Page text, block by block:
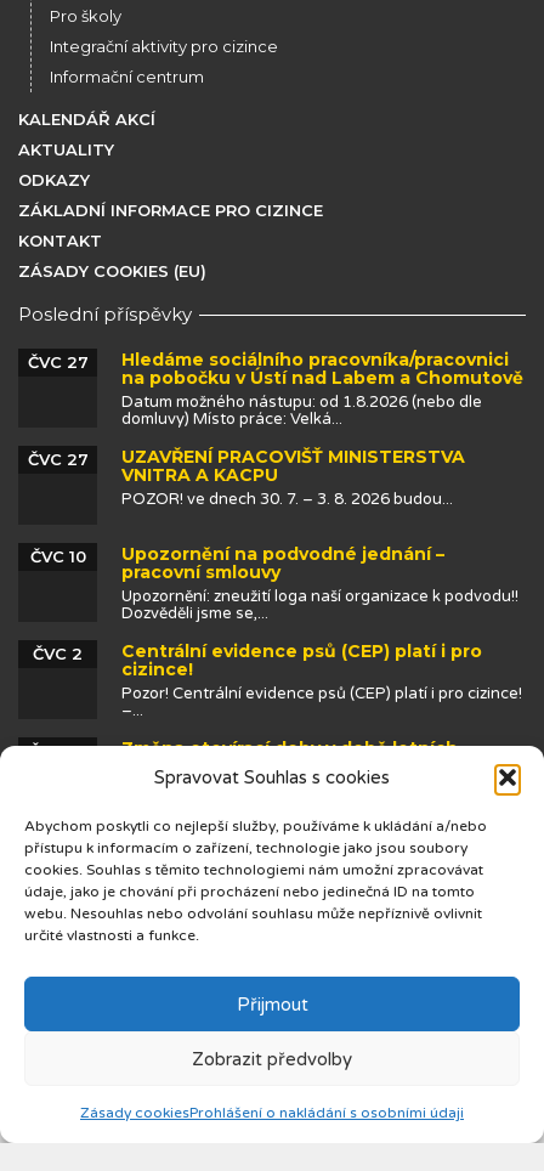
Spravovat Souhlas s cookies
Abychom poskytli co nejlepší služby, používáme k ukládání a/nebo
přístupu k informacím o zařízení, technologie jako jsou soubory
cookies. Souhlas s těmito technologiemi nám umožní zpracovávat
údaje, jako je chování při procházení nebo jedinečná ID na tomto
webu. Nesouhlas nebo odvolání souhlasu může nepříznivě ovlivnit
určité vlastnosti a funkce.
Přijmout
Zobrazit předvolby
Zásady cookiesProhlášení o nakládání s osobními údaji
Pro školy
Integrační aktivity pro cizince
Informační centrum
KALENDÁŘ AKCÍ
AKTUALITY
ODKAZY
ZÁKLADNÍ INFORMACE PRO CIZINCE
KONTAKT
ZÁSADY COOKIES (EU)
Poslední příspěvky
Hledáme sociálního pracovníka/pracovnici
na pobočku v Ústí nad Labem a Chomutově
ČVC 27
Datum možného nástupu: od 1.8.2026 (nebo dle
domluvy) Místo práce: Velká...
UZAVŘENÍ PRACOVIŠŤ MINISTERSTVA
VNITRA A KACPU
ČVC 27
POZOR! ve dnech 30. 7. – 3. 8. 2026 budou...
Upozornění na podvodné jednání –
pracovní smlouvy
ČVC 10
Upozornění: zneužití loga naší organizace k podvodu!!
Dozvěděli jsme se,...
Centrální evidence psů (CEP) platí i pro
cizince!
ČVC 2
Pozor! Centrální evidence psů (CEP) platí i pro cizince!
–...
Změna otevírací doby v době letních
prázdnin
ČVN 25